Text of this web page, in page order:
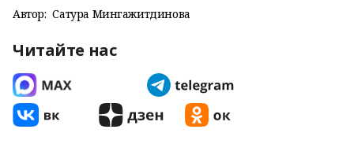
Автор: Сатура Мингажитдинова
Читайте нас